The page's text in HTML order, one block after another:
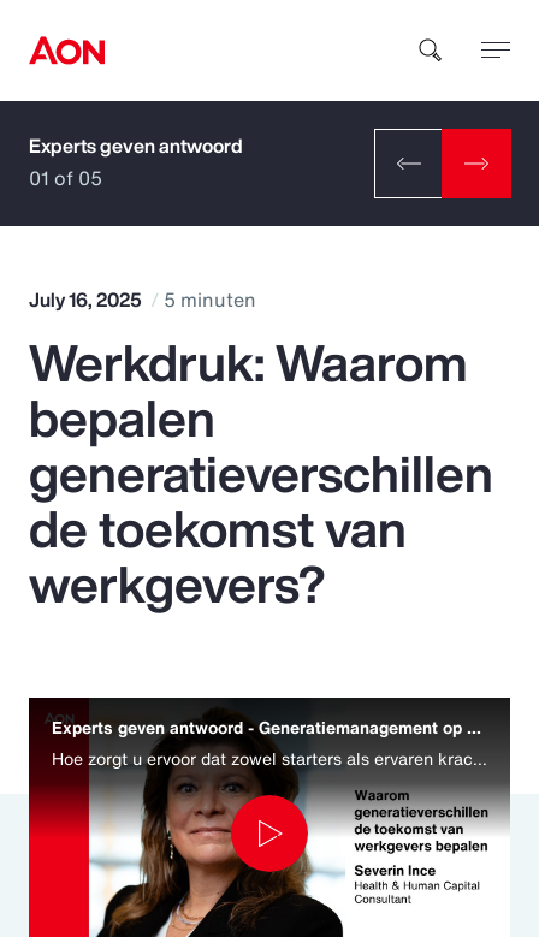
How can we help you?
Popular Searches
Insurance
Benefits
Pay Transparency
Risk Management
Experts geven antwoord
01 of 05
July 16, 2025 5 minuten
Werkdruk: Waarom
bepalen
generatieverschillen
de toekomst van
werkgevers?
Experts geven antwoord - Generatiemanagement op de werkvloer
Hoe zorgt u ervoor dat zowel starters als ervaren krachten zich gezien en gesteund voelen? Ook binnen generaties kunnen persoonlijke voorkeuren sterk verschillen. Maatwerk in arbeidsvoorwaarden en benefits is geen luxe meer, maar een noodzaak.
Play